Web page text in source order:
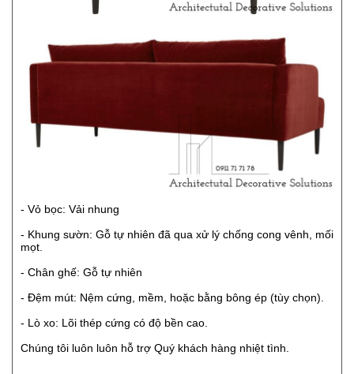
- Vỏ bọc: Vải nhung
- Khung sườn: Gỗ tự nhiên đã qua xử lý chống cong vênh, mối
mọt.
- Chân ghế: Gỗ tự nhiên
- Đệm mút: Nệm cứng, mềm, hoặc bằng bông ép (tùy chọn).
- Lò xo: Lõi thép cứng có độ bền cao.
Chúng tôi luôn luôn hỗ trợ Quý khách hàng nhiệt tình.